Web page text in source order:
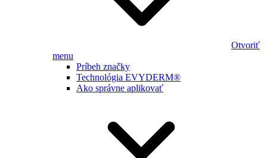
Otvoriť
menu
Príbeh značky
Technológia EVYDERM®
Ako správne aplikovať